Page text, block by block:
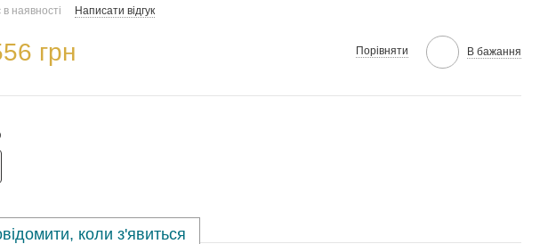
наявності Написати відгук
грн Порівняти В бажання
коли з'явиться